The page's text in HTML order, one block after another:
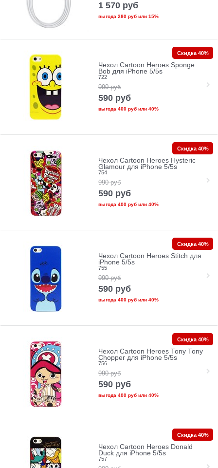
1 570 руб
выгода 280 рубили 15%
Чехол Cartoon Heroes Sponge
Bob для iPhone 5/5s
722
990 руб
590 руб
выгода 400 рубили 40%
Скидка 40%
Чехол Cartoon Heroes Hysteric
Glamour для iPhone 5/5s
754
990 руб
590 руб
выгода 400 рубили 40%
Скидка 40%
Чехол Cartoon Heroes Stitch для
iPhone 5/5s
755
990 руб
590 руб
выгода 400 рубили 40%
Скидка 40%
Чехол Cartoon Heroes Tony Tony
Chopper для iPhone 5/5s
756
990 руб
590 руб
выгода 400 рубили 40%
Скидка 40%
Чехол Cartoon Heroes Donald
Duck для iPhone 5/5s
757
Скидка 40%